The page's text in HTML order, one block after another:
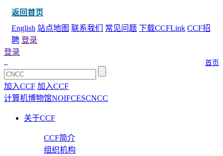
返回首页
English 站点地图 联系我们 常见问题 下载CCFLink CCF招
聘 登录
首页
登录
加入CCF 加入CCF
计算机博物馆NOIFCESCNCC
关于CCF
CCF简介
组织机构